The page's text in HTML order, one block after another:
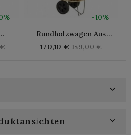
-10%
Rundholzwagen Aus
170,10 € Regular
189,00 €

